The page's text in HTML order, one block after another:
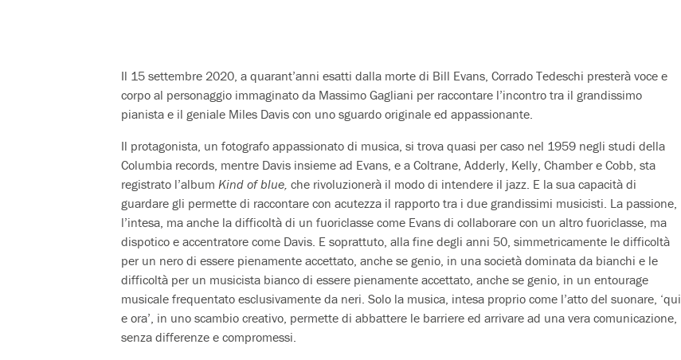
Il 15 settembre 2020, a quarant’anni esatti dalla morte di Bill Evans, Corrado Tedeschi presterà voce e
corpo al personaggio immaginato da Massimo Gagliani per raccontare l’incontro tra il grandissimo
pianista e il geniale Miles Davis con uno sguardo originale ed appassionante.
Il protagonista, un fotografo appassionato di musica, si trova quasi per caso nel 1959 negli studi della
Columbia records, mentre Davis insieme ad Evans, e a Coltrane, Adderly, Kelly, Chamber e Cobb, sta
registrato l’album Kind of blue, che rivoluzionerà il modo di intendere il jazz. E la sua capacità di
guardare gli permette di raccontare con acutezza il rapporto tra i due grandissimi musicisti. La passione,
l’intesa, ma anche la difficoltà di un fuoriclasse come Evans di collaborare con un altro fuoriclasse, ma
dispotico e accentratore come Davis. E soprattuto, alla fine degli anni 50, simmetricamente le difficoltà
per un nero di essere pienamente accettato, anche se genio, in una società dominata da bianchi e le
difficoltà per un musicista bianco di essere pienamente accettato, anche se genio, in un entourage
musicale frequentato esclusivamente da neri. Solo la musica, intesa proprio come l’atto del suonare, ‘qui
e ora’, in uno scambio creativo, permette di abbattere le barriere ed arrivare ad una vera comunicazione,
senza differenze e compromessi.